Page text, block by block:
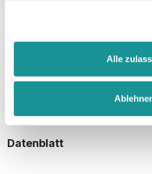
Alle
Datenblatt